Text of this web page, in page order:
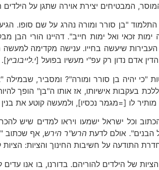
המבטיחים יצירת אוירה שתגן על
"בן סורר ומורה נהרג על שם סופו.
זכאי ואל ימות חייב". דהיינו הורי הבן
שיעשה בחייו. ענישה מקדימה למעשה
אדם נדון רק עפ"י מעשיו בפועל [י.לייבוביץ].
"כי יהיה בן סורר ומורה"? ומסביר,
בעקבות אישיותו, אז אותו ה"בן" הופך
לו [=מגמר נכסיו], ולמעשה קוטע את
וכל ישראל ישמעו ויראו למדים שיש
הבנים". אולם לדעת הרש"ר הירש, אף שכתוב
התודעה על חשיבות החינוך והציות: הציות
הציות של הילדים להוריהם. בדורנו, בו אנו